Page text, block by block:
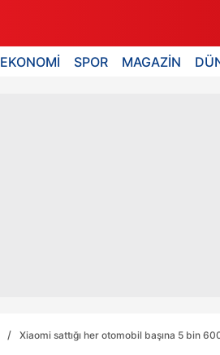
EKONOMİ SPOR MAGAZİN
Xiaomi sattığı her otomobil başına 5 bin